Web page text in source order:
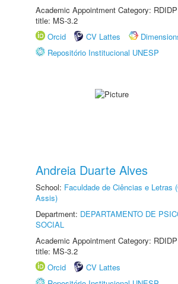
Academic Appointment Category:
title: MS-3.2
Orcid
CV Lattes
Repositório Institucional UNESP
Andreia Duarte Alves
School: Faculdade de Ciências e Letras
Assis)
Department: DEPARTAMENTO DE
SOCIAL
Academic Appointment Category:
title: MS-3.2
Orcid
CV Lattes